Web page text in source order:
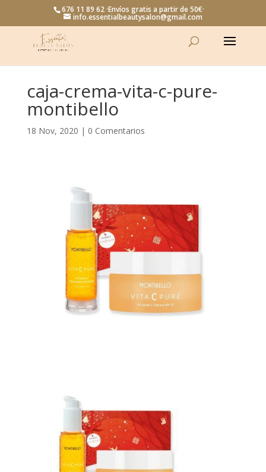
676 11 89 62 ·Envíos gratis a partir de 50€·
info.essentialbeautysalon@gmail.com
caja-crema-vita-c-pure-
montibello
18 Nov, 2020 | 0 Comentarios